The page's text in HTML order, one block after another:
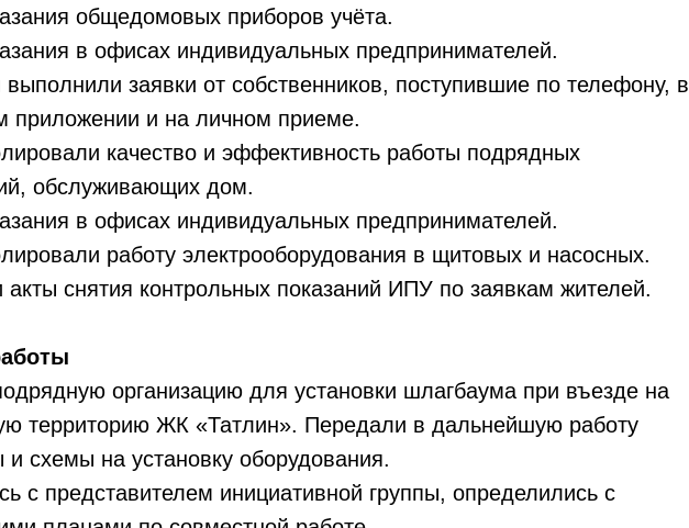
общедомовых приборов учёта.
в офисах индивидуальных предпринимателей.
заявки от собственников, поступившие по телефону, в
приложении и на личном приеме.
качество и эффективность работы подрядных
обслуживающих дом.
в офисах индивидуальных предпринимателей.
работу электрооборудования в щитовых и насосных.
акты снятия контрольных показаний ИПУ по заявкам жителей.
организацию для установки шлагбаума при въезде на
территорию ЖК «Татлин». Передали в дальнейшую работу
и схемы на установку оборудования.
с представителем инициативной группы, определились с